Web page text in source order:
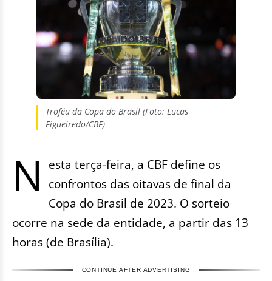
Troféu da Copa do Brasil (Foto: Lucas
Figueiredo/CBF)
N
esta terça-feira, a CBF define os
confrontos das oitavas de final da
Copa do Brasil de 2023. O sorteio
ocorre na sede da entidade, a partir das 13
horas (de Brasília).
CONTINUE AFTER ADVERTISING